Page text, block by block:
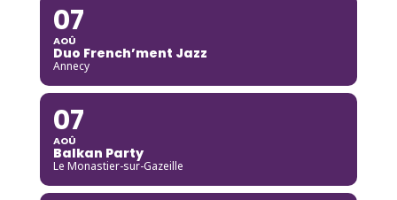
07
AOÛ
Duo French’ment Jazz
Annecy
07
AOÛ
Balkan Party
Le Monastier-sur-Gazeille